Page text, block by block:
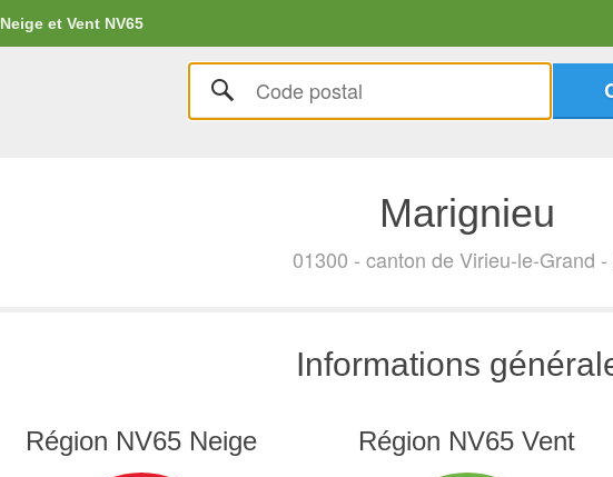
Neige et Vent NV65
Marignieu
01300 - canton de Virieu-le-Grand -
Informations
Région NV65 Neige Région NV65 Vent